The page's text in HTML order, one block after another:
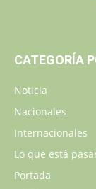
CATEGORÍA
Noticia
Nacionales
Internacionales
Lo que está
Portada